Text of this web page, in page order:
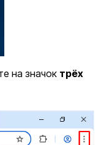
на значок трёх